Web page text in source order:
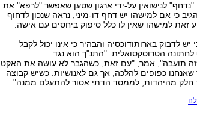
לנישואין על-ידי ארגון שטען שאפשר "לרפא" את
כי אם למישהו יש דחף דו-מיני, נראה שנכון לדחוף
זאת למישהו שאין לו כלל סיפוק ביחסים עם אישה.
לדבוק בארותודוכסיה והבהיר כי אינו יכול לקבל
הטרוסקסואלית. "התנ"ך הוא נגד
לזה תועבה", אמר, "עם זאת, כשהגבר לא עושה את האקט
שאנחנו כפופים להלכה, אך גם לאנושיות. כשיש קבוצה
חלק מהיהדות, לממסד הדתי אסור להתעלם ממנה".